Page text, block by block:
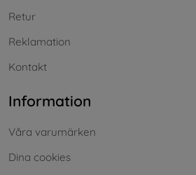
Retur
Reklamation
Kontakt
Information
Våra varumärken
Dina cookies